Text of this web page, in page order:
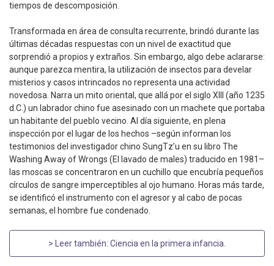
tiempos de descomposición.
Transformada en área de consulta recurrente, brindó durante las
últimas décadas respuestas con un nivel de exactitud que
sorprendió a propios y extraños. Sin embargo, algo debe aclararse:
aunque parezca mentira, la utilización de insectos para develar
misterios y casos intrincados no representa una actividad
novedosa. Narra un mito oriental, que allá por el siglo XIII (año 1235
d.C.) un labrador chino fue asesinado con un machete que portaba
un habitante del pueblo vecino. Al día siguiente, en plena
inspección por el lugar de los hechos –según informan los
testimonios del investigador chino SungTz’u en su libro The
Washing Away of Wrongs (El lavado de males) traducido en 1981–
las moscas se concentraron en un cuchillo que encubría pequeños
círculos de sangre imperceptibles al ojo humano. Horas más tarde,
se identificó el instrumento con el agresor y al cabo de pocas
semanas, el hombre fue condenado.
> Leer también: Ciencia en la primera infancia